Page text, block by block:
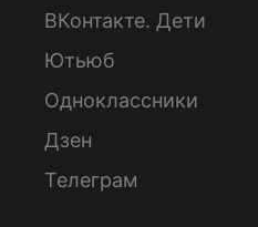
ВКонтакте. Дети
Ютьюб
Одноклассники
Дзен
Телеграм